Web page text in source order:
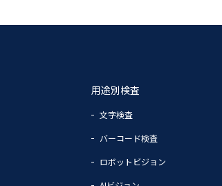
用途別検査
文字検査
バーコード検査
ロボットビジョン